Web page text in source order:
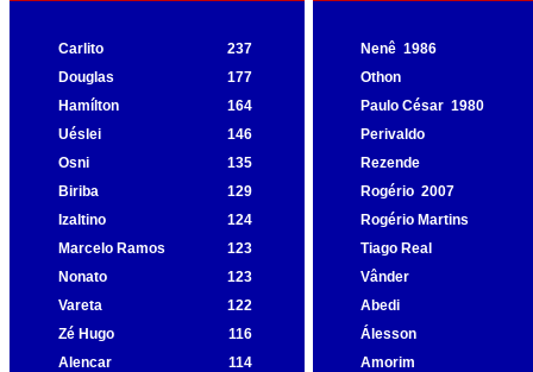
Carlito 237 Nenê 1986
Douglas
177
Othon
Hamílton
164 Paulo César 1980
Uéslei
146
Perivaldo
Osni
135
Rezende
Biriba
129 Rogério 2007
Izaltino
124
Rogério Martins
Marcelo Ramos
123
Tiago Real
Nonato
123
Vânder
Vareta
122
Abedi
Zé Hugo
116
Álesson
Alencar
114
Amorim